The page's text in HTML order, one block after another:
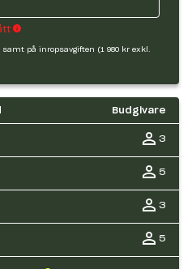
på inropsavgiften (1 980 kr exkl.
Budgivare
3
5
3
5